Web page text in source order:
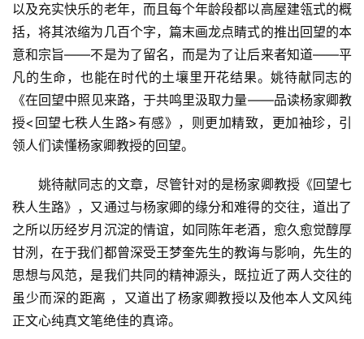
以及充实快乐的老年，而且每个年龄段都以高屋建瓴式的概
括，将其浓缩为几百个字，篇末画龙点睛式的推出回望的本
意和宗旨——不是为了留名，而是为了让后来者知道——平
凡的生命，也能在时代的土壤里开花结果。姚待献同志的
《在回望中照见来路，于共鸣里汲取力量——品读杨家卿教
授<回望七秩人生路>有感》，则更加精致，更加袖珍，引
领人们读懂杨家卿教授的回望。
姚待献同志的文章，尽管针对的是杨家卿教授《回望七
秩人生路》，又通过与杨家卿的缘分和难得的交往，道出了
之所以历经岁月沉淀的情谊，如同陈年老酒，愈久愈觉醇厚
甘洌，在于我们都曾深受王梦奎先生的教诲与影响，先生的
思想与风范，是我们共同的精神源头，既拉近了两人交往的
虽少而深的距离 ，又道出了杨家卿教授以及他本人文风纯
正文心纯真文笔绝佳的真谛。